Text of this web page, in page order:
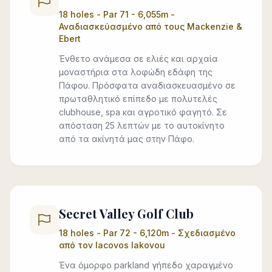
18 holes - Par 71 - 6,055m -
Αναδιασκεύασμένο από τους Mackenzie &
Ebert
Ένθετο ανάμεσα σε ελιές και αρχαία
μοναστήρια στα λοφώδη εδάφη της
Πάφου. Πρόσφατα αναδιασκευασμένο σε
πρωταθλητικό επίπεδο με πολυτελές
clubhouse, spa και αγροτικό φαγητό. Σε
απόσταση 25 λεπτών με το αυτοκίνητο
από τα ακίνητά μας στην Πάφο.
Secret Valley Golf Club
18 holes - Par 72 - 6,120m - Σχεδιασμένο
από τον Iacovos Iakovou
Ένα όμορφο parkland γήπεδο χαραγμένο